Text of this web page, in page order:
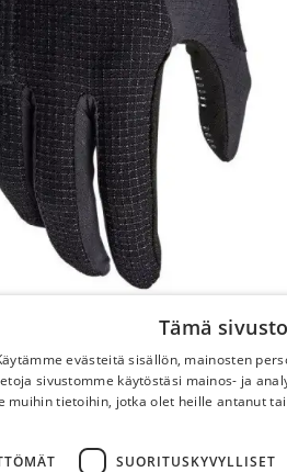
Tämä
evästeitä sisällön, mainosten
sivustomme käytöstäsi mainos- ja
muihin tietoihin, jotka olet heille antanut
SUORITUSKYVYLLISET